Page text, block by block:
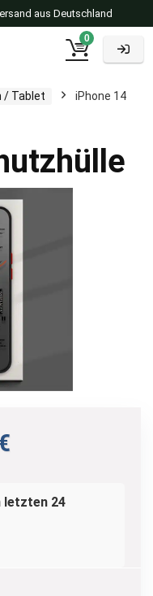
aus Deutschland
0
/ Tablet
iPhone 14
letzten 24